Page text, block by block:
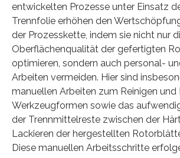
entwickelten Prozesse unter Einsatz
Trennfolie erhöhen den
der Prozesskette, indem sie nicht nur
Oberflächenqualität der gefertigten
optimieren, sondern auch personal-
Arbeiten vermeiden. Hier sind
manuellen Arbeiten zum Reinigen und
Werkzeugformen sowie das
der Trennmittelreste zwischen der
Lackieren der hergestellten
Diese manuellen Arbeitsschritte